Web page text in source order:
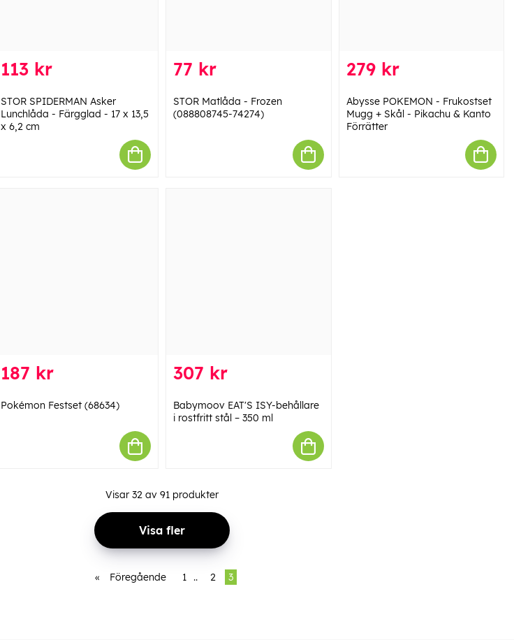
113 kr
STOR SPIDERMAN Asker
Lunchlåda - Färgglad - 17 x 13,5
x 6,2 cm
77 kr
STOR Matlåda - Frozen
(088808745-74274)
279 kr
Abysse POKEMON - Frukostset
Mugg + Skål - Pikachu & Kanto
Förrätter
187 kr
Pokémon Festset (68634)
307 kr
Babymoov EAT'S ISY-behållare
i rostfritt stål – 350 ml
Visar 32 av 91 produkter
Visa fler
« Föregående 1 .. 2 3